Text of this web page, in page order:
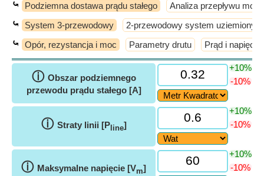
⤿ Podziemna dostawa prądu stałego Analiza przepływu mocy
⤿ System 3-przewodowy 2-przewodowy system uziemiony
⤿ Opór, rezystancja i moc Parametry drutu Prąd i napięcie
ⓘ Obszar podziemnego
przewodu prądu stałego [A]
+10%
-10%
ⓘ Straty linii [P line]
+10%
-10%
ⓘ Maksymalne napięcie [Vm]
+10%
-10%